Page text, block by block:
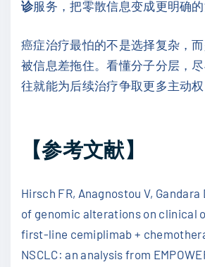
诊服务，把零散信息变成更明确的
癌症治疗最怕的不是选择复杂，
被信息差拖住。看懂分子分层，
往就能为后续治疗争取更多主动权
【参考文献】
Hirsch FR, Anagnostou V,
of genomic alterations on clinical
first-line cemiplimab +
NSCLC: an analysis from